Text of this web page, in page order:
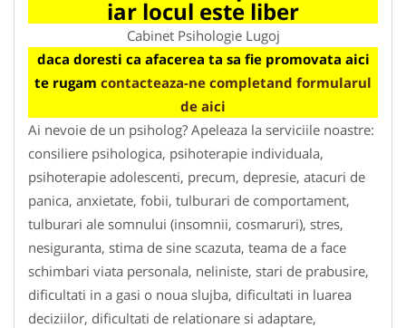
iar locul este liber
Cabinet Psihologie Lugoj
daca doresti ca afacerea ta sa fie promovata aici
te rugam contacteaza-ne completand formularul
de aici
Ai nevoie de un psiholog? Apeleaza la serviciile noastre:
consiliere psihologica, psihoterapie individuala,
psihoterapie adolescenti, precum, depresie, atacuri de
panica, anxietate, fobii, tulburari de comportament,
tulburari ale somnului (insomnii, cosmaruri), stres,
nesiguranta, stima de sine scazuta, teama de a face
schimbari viata personala, neliniste, stari de prabusire,
dificultati in a gasi o noua slujba, dificultati in luarea
deciziilor, dificultati de relationare si adaptare,